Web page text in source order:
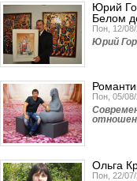
Юрий
Белом
Пон, 12/08/
Юрий
Пон, 05/
Ольга
Пон, 22/